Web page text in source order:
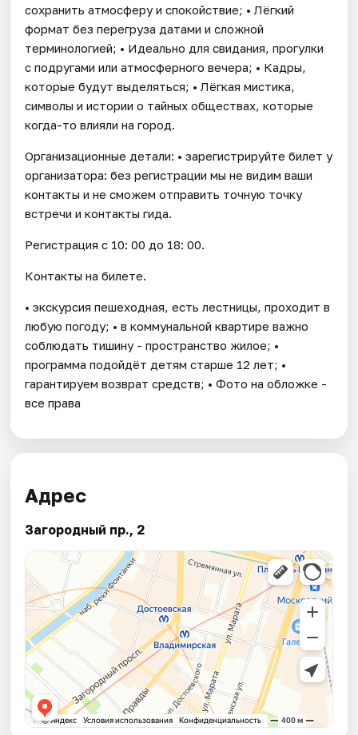
сохранить атмосферу и спокойствие; • Лёгкий
формат без перегруза датами и сложной
терминологией; • Идеально для свидания, прогулки
с подругами или атмосферного вечера; • Кадры,
которые будут выделяться; • Лёгкая мистика,
символы и истории о тайных обществах, которые
когда-то влияли на город.
Организационные детали: • зарегистрируйте билет у
организатора: без регистрации мы не видим ваши
контакты и не сможем отправить точную точку
встречи и контакты гида.
Регистрация с 10: 00 до 18: 00.
Контакты на билете.
• экскурсия пешеходная, есть лестницы, проходит в
любую погоду; • в коммунальной квартире важно
соблюдать тишину - пространство жилое; •
программа подойдёт детям старше 12 лет; •
гарантируем возврат средств; • Фото на обложке -
все права
Адрес
Загородный пр., 2